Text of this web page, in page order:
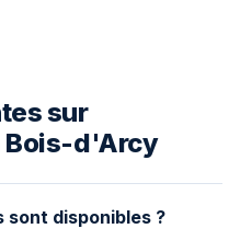
sur
Bois-d'Arcy
sont disponibles ?